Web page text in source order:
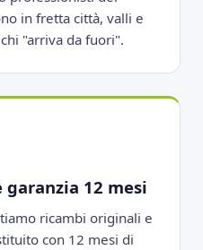
in fretta città, valli e
"arriva da fuori".
12 mesi
ricambi originali e
con 12 mesi di